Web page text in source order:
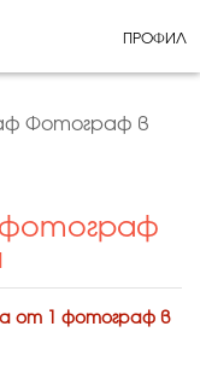
ПРОФИЛ
Фотограф в
от 1 фотограф в